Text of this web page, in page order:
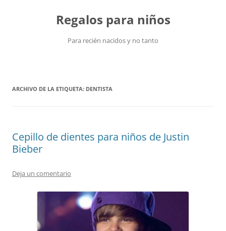
Regalos para niños
Para recién nacidos y no tanto
ARCHIVO DE LA ETIQUETA: DENTISTA
Cepillo de dientes para niños de Justin
Bieber
Deja un comentario